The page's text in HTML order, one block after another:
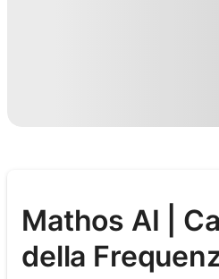
Mathos AI |
della